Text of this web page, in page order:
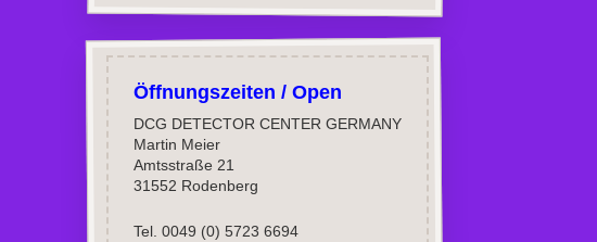
Öffnungszeiten / Open
DCG DETECTOR CENTER GERMANY
Martin Meier
Amtsstraße 21
31552 Rodenberg
Tel. 0049 (0) 5723 6694